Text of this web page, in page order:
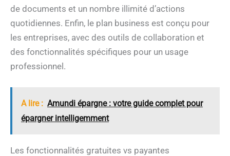
de documents et un nombre illimité d’actions
quotidiennes. Enfin, le plan business est conçu pour
les entreprises, avec des outils de collaboration et
des fonctionnalités spécifiques pour un usage
professionnel.
A lire : Amundi épargne : votre guide complet pour
épargner intelligemment
Les fonctionnalités gratuites vs payantes